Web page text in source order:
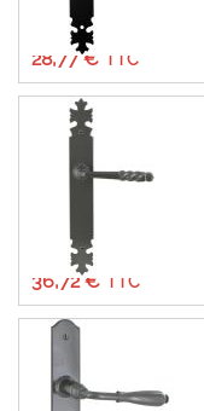
À partir de
28,77 €
23,97 €
À partir de
36,72 €
30,60 €